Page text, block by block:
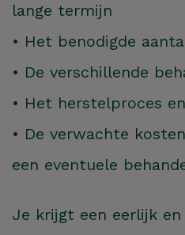
lange termijn
• Het benodigde
• De verschillende
• Het herstelproces
• De verwachte
een eventuele
Je krijgt een eerlijk